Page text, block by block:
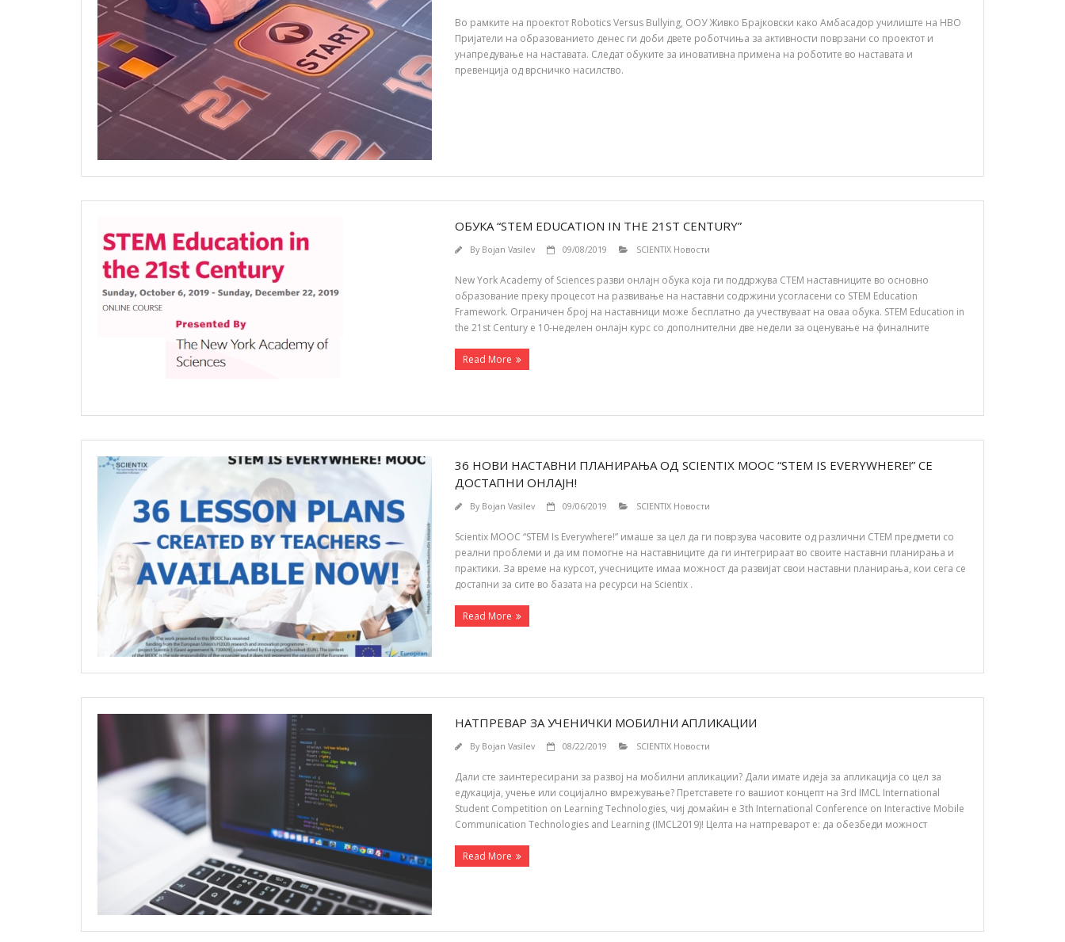
Во рамките на проектот Robotics Versus Bullying, ООУ Живко Брајковски како Амбасадор училиште на НВО
Пријатели на образованието денес ги доби двете роботчиња за активности поврзани со проектот и
унапредување на наставата. Следат обуките за иновативна примена на роботите во наставата и
превенција од врсничко насилство.
ОБУКА “STEM EDUCATION IN THE 21ST CENTURY”
By Bojan Vasilev 09/08/2019 SCIENTIX Новости
New York Academy of Sciences разви онлајн обука која ги поддржува СТЕМ наставниците во основно
образование преку процесот на развивање на наставни содржини усогласени со STEM Education
Framework. Ограничен број на наставници може бесплатно да учествуваат на оваа обука. STEM Education in
the 21st Century е 10-неделен онлајн курс со дополнителни две недели за оценување на финалните
Read More
36 НОВИ НАСТАВНИ ПЛАНИРАЊА ОД SCIENTIX MOOC “STEM IS EVERYWHERE!” СЕ
ДОСТАПНИ ОНЛАЈН!
By Bojan Vasilev 09/06/2019 SCIENTIX Новости
Scientix MOOC “STEM Is Everywhere!” имаше за цел да ги поврзува часовите од различни СТЕМ предмети со
реални проблеми и да им помогне на наставниците да ги интегрираат во своите наставни планирања и
практики. За време на курсот, учесниците имаа можност да развијат свои наставни планирања, кои сега се
достапни за сите во базата на ресурси на Scientix .
Read More
НАТПРЕВАР ЗА УЧЕНИЧКИ МОБИЛНИ АПЛИКАЦИИ
By Bojan Vasilev 08/22/2019 SCIENTIX Новости
Дали сте заинтересирани за развој на мобилни апликации? Дали имате идеја за апликација со цел за
едукација, учење или социјално вмрежување? Претставете го вашиот концепт на 3rd IMCL International
Student Competition on Learning Technologies, чиј домаќин е 3th International Conference on Interactive Mobile
Communication Technologies and Learning (IMCL2019)! Целта на натпреварот е: да обезбеди можност
Read More